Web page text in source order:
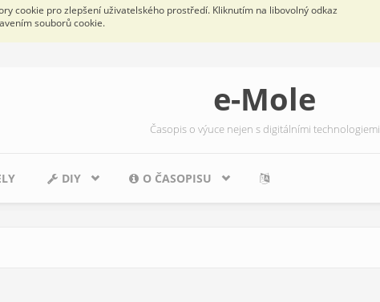
cookie pro zlepšení uživatelského prostředí. Kliknutím na libovolný odkaz
souborů cookie.
e-Mole
Časopis o výuce nejen s digitálními technologiemi
DIY O ČASOPISU